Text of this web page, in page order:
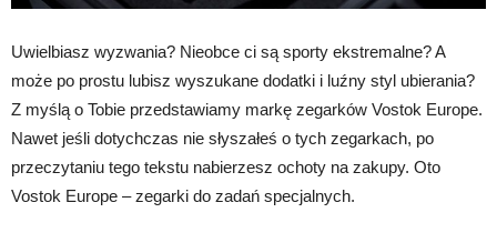
Uwielbiasz wyzwania? Nieobce ci są sporty ekstremalne? A
może po prostu lubisz wyszukane dodatki i luźny styl ubierania?
Z myślą o Tobie przedstawiamy markę zegarków Vostok Europe.
Nawet jeśli dotychczas nie słyszałeś o tych zegarkach, po
przeczytaniu tego tekstu nabierzesz ochoty na zakupy. Oto
Vostok Europe – zegarki do zadań specjalnych.